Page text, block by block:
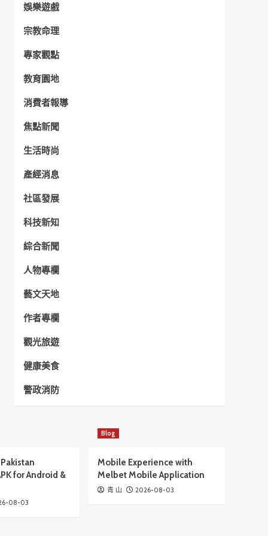
娛樂遊戲
宗教命理
專家觀點
教育園地
消費者報導
焦點新聞
生活時尚
產經消息
社區發展
科技新知
綜合新聞
人物專欄
藝文天地
作者專欄
觀光旅遊
健康美食
警政消防
for Android &
08-03
Blog
Mobile Experience with
Melbet Mobile Application
青 山 2026-08-03